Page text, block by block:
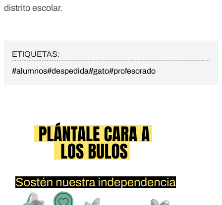
distrito escolar.
ETIQUETAS:
#alumnos#despedida#gato#profesorado